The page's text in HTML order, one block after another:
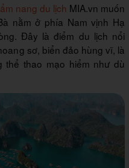
nang du lịch MIA.vn muốn
nằm ở phía Nam vịnh Hạ
Đây là điểm du lịch nổi
sơ, biển đảo hùng vĩ, là
thể thao mạo hiểm như dù